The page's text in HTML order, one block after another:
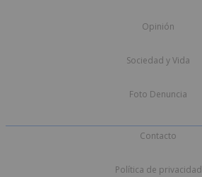
Opinión
Sociedad y Vida
Foto Denuncia
Contacto
Política de privacidad